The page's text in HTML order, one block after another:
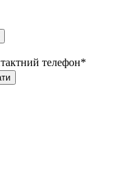
телефон*